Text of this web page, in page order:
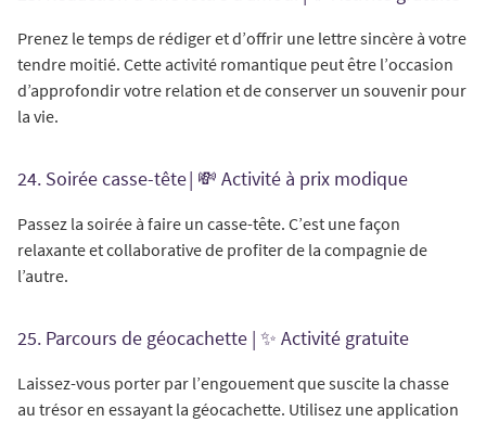
Prenez le temps de rédiger et d’offrir une lettre sincère à votre
tendre moitié. Cette activité romantique peut être l’occasion
d’approfondir votre relation et de conserver un souvenir pour
la vie.
24. Soirée casse-tête | 💸 Activité à prix modique
Passez la soirée à faire un casse-tête. C’est une façon
relaxante et collaborative de profiter de la compagnie de
l’autre.
25. Parcours de géocachette | ✨ Activité gratuite
Laissez-vous porter par l’engouement que suscite la chasse
au trésor en essayant la géocachette. Utilisez une application